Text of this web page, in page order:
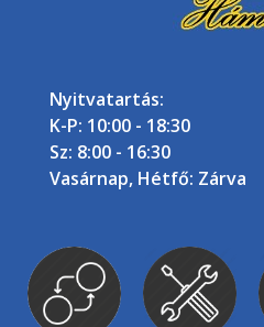
Nyitvatartás:
K-P: 10:00 - 18:30
Sz: 8:00 - 16:30
Vasárnap, Hétfő: Zárva